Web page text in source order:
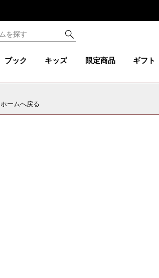
ブック キッズ 限定商品 ギフト
ホームへ戻る